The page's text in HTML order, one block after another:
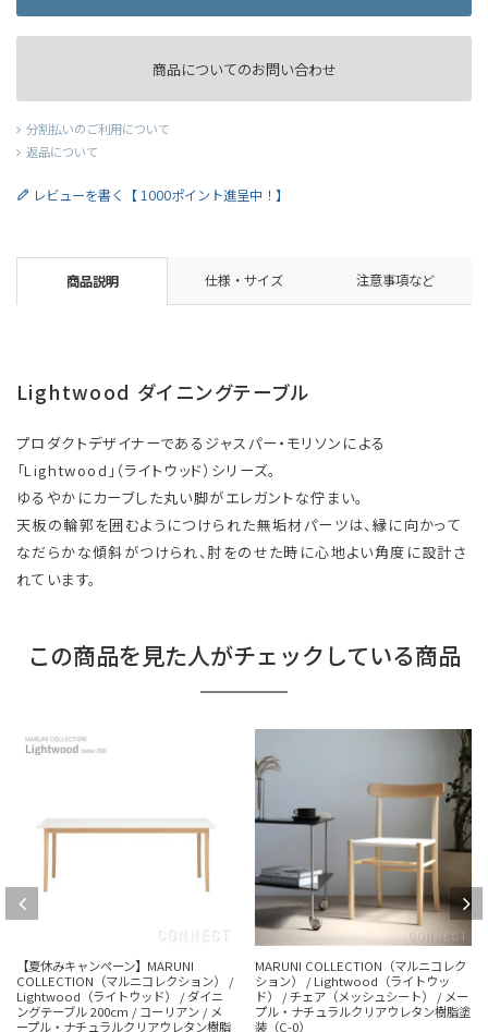
商品についてのお問い合わせ
分割払いのご利用について
返品について
レビューを書く【 1000ポイント進呈中！】
商品説明 仕様・サイズ 注意事項など
Lightwood ダイニングテーブル
プロダクトデザイナーであるジャスパー・モリソンによる
「Lightwood」（ライトウッド）シリーズ。
ゆるやかにカーブした丸い脚がエレガントな佇まい。
天板の輪郭を囲むようにつけられた無垢材パーツは、縁に向かって
なだらかな傾斜がつけられ、肘をのせた時に心地よい角度に設計さ
れています。
この商品を見た人がチェックしている商品
【夏休みキャンペーン】MARUNI
COLLECTION（マルニコレクション） /
Lightwood（ライトウッド） / ダイニ
ングテーブル 200cm / コーリアン / メ
ープル・ナチュラルクリアウレタン樹脂
MARUNI COLLECTION（マルニコレク
ション） / Lightwood（ライトウッ
ド） / チェア（メッシュシート） / メー
プル・ナチュラルクリアウレタン樹脂塗
装（C-0）